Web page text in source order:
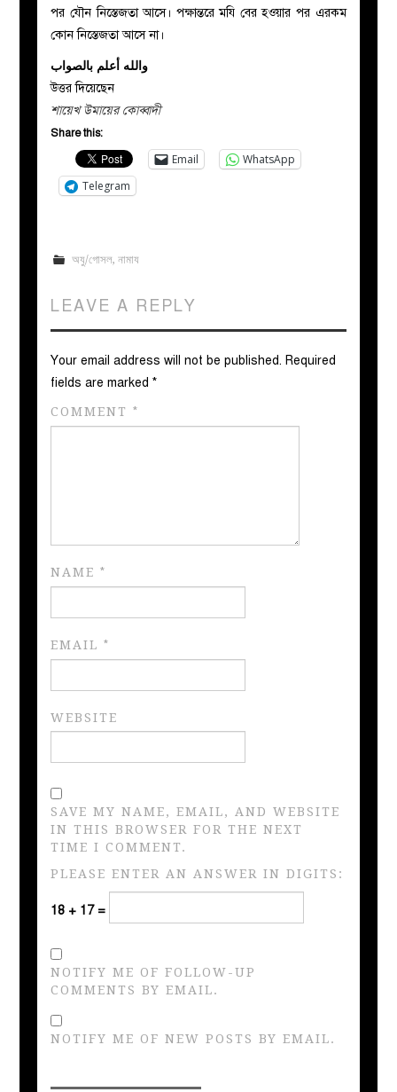
পর যৌন নিস্তেজতা আসে। পক্ষান্তরে মযি বের হওয়ার পর এরকম
কোন নিস্তেজতা আসে না।
والله أعلم بالصواب
উত্তর দিয়েছেন
শায়েখ উমায়ের কোব্বাদী
Share this:
Email
WhatsApp
Telegram
অযু/গোসল, নামায
LEAVE A REPLY
Your email address will not be published. Required
fields are marked*
COMMENT*
NAME*
EMAIL*
WEBSITE
SAVE MY NAME, EMAIL, AND WEBSITE
IN THIS BROWSER FOR THE NEXT
TIME I COMMENT.
PLEASE ENTER AN ANSWER IN DIGITS:
18 + 17 =
NOTIFY ME OF FOLLOW-UP
COMMENTS BY EMAIL.
NOTIFY ME OF NEW POSTS BY EMAIL.